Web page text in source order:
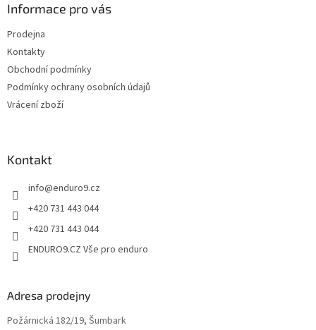
Informace pro vás
Prodejna
Kontakty
Obchodní podmínky
Podmínky ochrany osobních údajů
Vrácení zboží
Kontakt
info@enduro9.cz
+420 731 443 044
+420 731 443 044
ENDURO9.CZ Vše pro enduro
Adresa prodejny
Požárnická 182/19, Šumbark